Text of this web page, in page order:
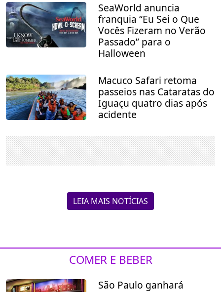
SeaWorld anuncia
franquia “Eu Sei o Que
Vocês Fizeram no Verão
Passado” para o
Halloween
Macuco Safari retoma
passeios nas Cataratas do
Iguaçu quatro dias após
acidente
LEIA MAIS NOTÍCIAS
COMER E BEBER
São Paulo ganhará